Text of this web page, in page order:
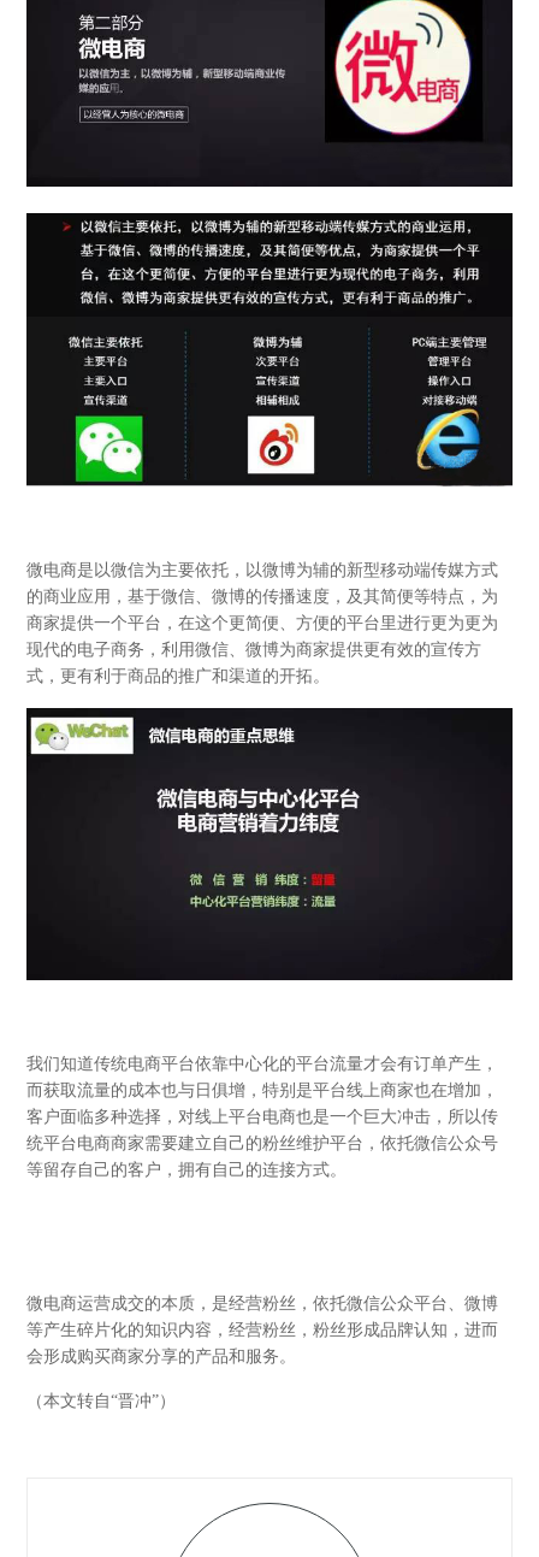
微电商是以微信为主要依托，以微博为辅的新型移动端传媒方式
的商业应用，基于微信、微博的传播速度，及其简便等特点，为
商家提供一个平台，在这个更简便、方便的平台里进行更为更为
现代的电子商务，利用微信、微博为商家提供更有效的宣传方
式，更有利于商品的推广和渠道的开拓。
我们知道传统电商平台依靠中心化的平台流量才会有订单产生，
而获取流量的成本也与日俱增，特别是平台线上商家也在增加，
客户面临多种选择，对线上平台电商也是一个巨大冲击，所以传
统平台电商商家需要建立自己的粉丝维护平台，依托微信公众号
等留存自己的客户，拥有自己的连接方式。
微电商运营成交的本质，是经营粉丝，依托微信公众平台、微博
等产生碎片化的知识内容，经营粉丝，粉丝形成品牌认知，进而
会形成购买商家分享的产品和服务。
（本文转自“晋冲”）